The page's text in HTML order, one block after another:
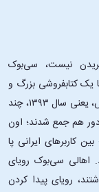
نیست، سی‌بوک
یک کتابفروشی بزرگ و
پروپیمون تنها به اندازۀ یک کلیک شده. چند سال پیش، یعنی سال ۱۳۹۳، چند
هم جمع شدند؛ اون‌
کاربرهای ایرانی پا
سی‌بوک رویای
رویای پیدا کردن